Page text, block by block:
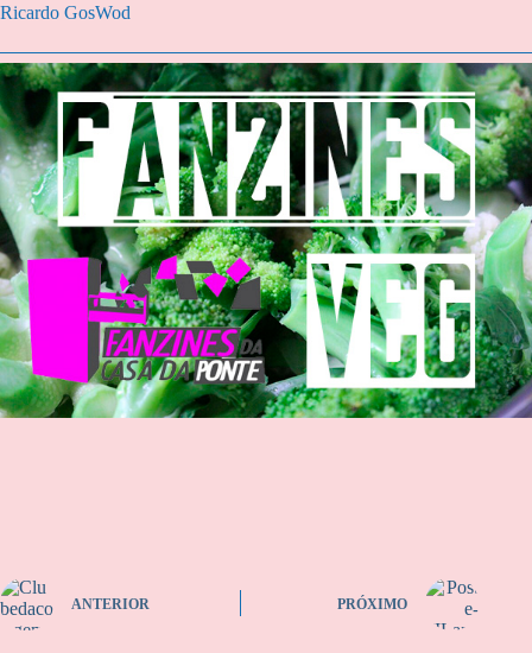
Ricardo GosWod
ANTERIOR PRÓXIMO